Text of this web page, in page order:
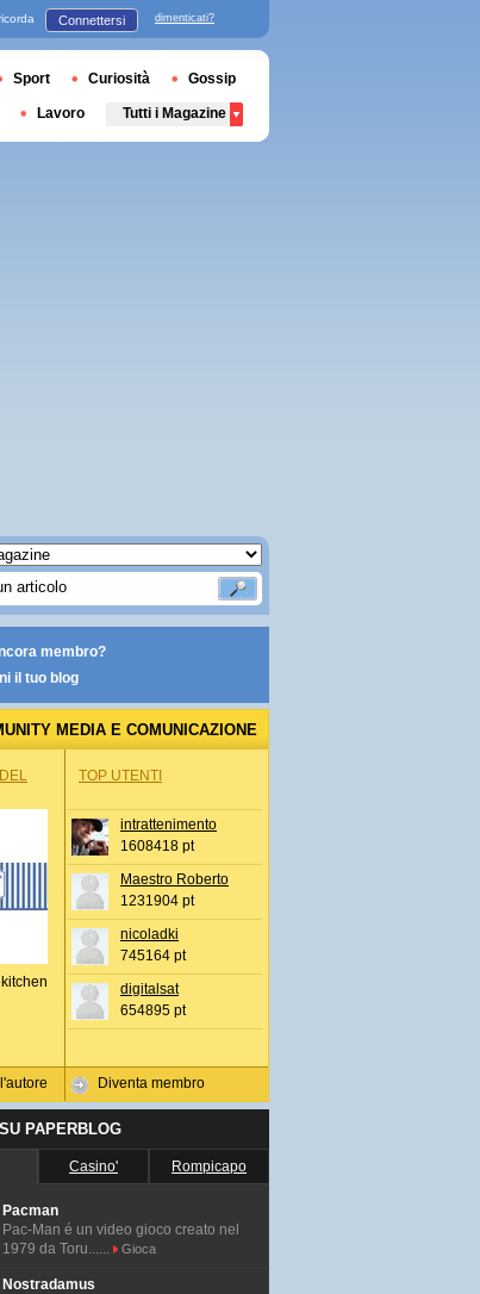
membro?
il tuo blog
MEDIA E COMUNICAZIONE
TOP UTENTI
intrattenimento
1608418 pt
Maestro Roberto
1231904 pt
nicoladki
745164 pt
digitalsat
654895 pt
Diventa membro
SU PAPERBLOG
Casino' Rompicapo
Pacman
Pac-Man é un video gioco creato nel
1979 da Toru......
Gioca
Nostradamus
Connettersi dimenticati?
Sport Curiosità Gossip
Lavoro Tutti i Magazine